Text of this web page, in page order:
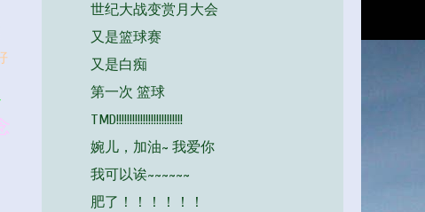
世纪大战变赏月大会
又是篮球赛
又是白痴
第一次 篮球
TMD!!!!!!!!!!!!!!!!!!!!!!!!!
婉儿，加油~ 我爱你
我可以诶~~~~~~
肥了！！！！！！